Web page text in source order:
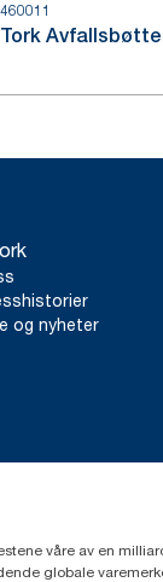
460011
Tork Avfallsbøtte
og nyheter
våre av en
globale